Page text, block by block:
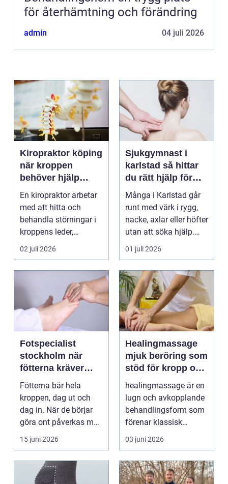
för återhämtning och förändring
admin 04 juli 2026
Kiropraktor köping
när kroppen
behöver hjälp
tillbaka
En kiropraktor arbetar
med att hitta och
behandla störningar i
kroppens leder,
muskler och
nervsyste...
02 juli 2026
Sjukgymnast i
karlstad så hittar
du rätt hjälp för
kroppen
Många i Karlstad går
runt med värk i rygg,
nacke, axlar eller höfter
utan att söka hjälp.
Andra har ...
01 juli 2026
Fotspecialist
stockholm när
fötterna kräver
mer än vanliga
sulor
Fötterna bär hela
kroppen, dag ut och
dag in. När de börjar
göra ont påverkas mer
15 juni 2026
Healingmassage
mjuk beröring som
stöd för kropp och
själ
healingmassage är en
lugn och avkopplande
behandlingsform som
förenar klassisk
massage med
energibas...
03 juni 2026